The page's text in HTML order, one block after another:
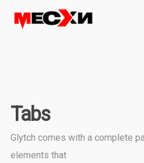
Tabs
Glytch comes with a complete
elements that